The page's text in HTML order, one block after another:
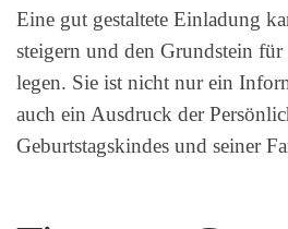
Eine gut gestaltete Einladung
steigern und den Grundstein für
legen. Sie ist nicht nur ein
auch ein Ausdruck der
Geburtstagskindes und seiner